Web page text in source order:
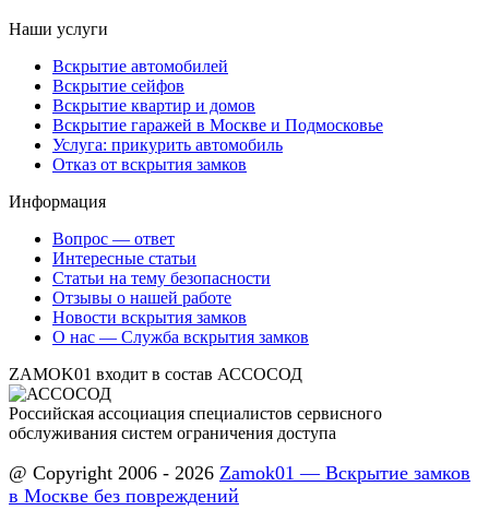
Наши услуги
Вскрытие автомобилей
Вскрытие сейфов
Вскрытие квартир и домов
Вскрытие гаражей в Москве и Подмосковье
Услуга: прикурить автомобиль
Отказ от вскрытия замков
Информация
Вопрос — ответ
Интересные статьи
Статьи на тему безопасности
Отзывы о нашей работе
Новости вскрытия замков
О нас — Служба вскрытия замков
ZAMOK01 входит в состав АССОСОД
Российская ассоциация специалистов сервисного
обслуживания систем ограничения доступа
@ Copyright 2006 - 2026 Zamok01 — Вскрытие замков
в Москве без повреждений